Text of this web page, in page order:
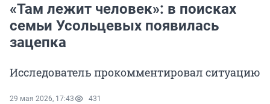
«Там лежит человек»: в поисках
семьи Усольцевых появилась
зацепка
Исследователь прокомментировал ситуацию
29 мая 2026, 17:43 431